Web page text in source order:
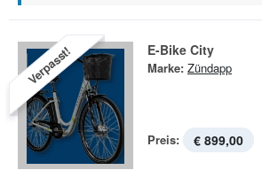
Verpasst! E-Bike City
Marke: Zündapp
Preis: € 899,00